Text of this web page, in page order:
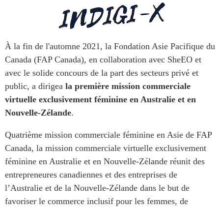
Le Partenariat APEC-
Canada pour la croissance
i-LEAD
RÉSEAUX
CanWIN
Attachés supérieurs de
recherche
ABAC
APEC
PECC
CSCAP
Partenaires institutionnels
Investment Monitor
Projet APEC-Canada pour
Conférence Canada-en-
Asie
À la fin de l'automne 2021, la Fondation Asie Pacifique du
Canada (FAP Canada), en collaboration avec SheEO et
avec le solide concours de la part des secteurs privé et
public, a dirigea la première mission commerciale
virtuelle exclusivement féminine en Australie et en
Nouvelle-Zélande.
Quatrième mission commerciale féminine en Asie de FAP
Canada, la mission commerciale virtuelle exclusivement
féminine en Australie et en Nouvelle-Zélande réunit des
entrepreneures canadiennes et des entreprises de
l’Australie et de la Nouvelle-Zélande dans le but de
favoriser le commerce inclusif pour les femmes, de